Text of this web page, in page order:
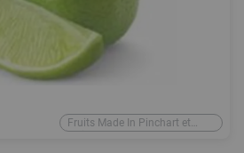
Fruits Made In Pinchart et
d'ailleurs